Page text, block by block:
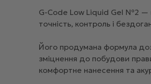
G-Code Low Liquid Gel №2 —
точність, контроль і
Його продумана формула
зміцнення до побудови
комфортне нанесення та